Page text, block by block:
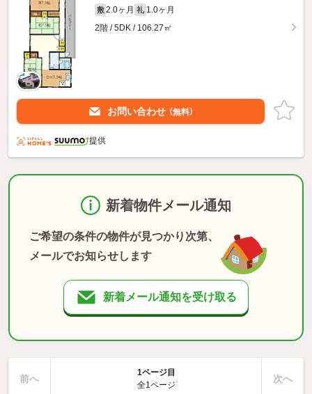
敷 2.0ヶ月 礼 1.0ヶ月
2階 / 5DK / 106.27㎡
お問い合わせ （無料）
提供
新着物件メール通知
ご希望の条件の物件が見つかり次第、
メールでお知らせします
新着メール通知を受け取る
前へ
1ページ目
全1ページ
次へ